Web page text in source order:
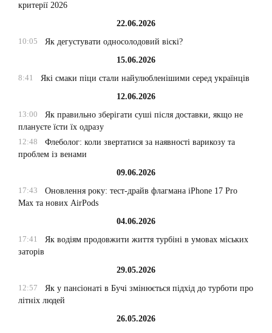
критерії 2026
22.06.2026
10:05
Як дегустувати односолодовий віскі?
15.06.2026
8:41
Які смаки піци стали найулюбленішими серед українців
12.06.2026
13:00
Як правильно зберігати суші після доставки, якщо не
плануєте їсти їх одразу
12:48
Флеболог: коли звертатися за наявності варикозу та
проблем із венами
09.06.2026
17:43
Оновлення року: тест-драйв флагмана iPhone 17 Pro
Max та нових AirPods
04.06.2026
17:41
Як водіям продовжити життя турбіні в умовах міських
заторів
29.05.2026
12:57
Як у пансіонаті в Бучі змінюється підхід до турботи про
літніх людей
26.05.2026